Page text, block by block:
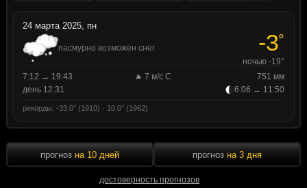
24 марта 2025, пн
пасмурно возможен снег -3°
ночью -19°
7:12 → 19:43
7 м/с С
751 мм
день 12:31
6:06 → 11:50
рекорды: -33.0° (1910) · 10.0° (1962)
прогноз на 10 дней
достоверность прогнозов
прогноз на 3 дня